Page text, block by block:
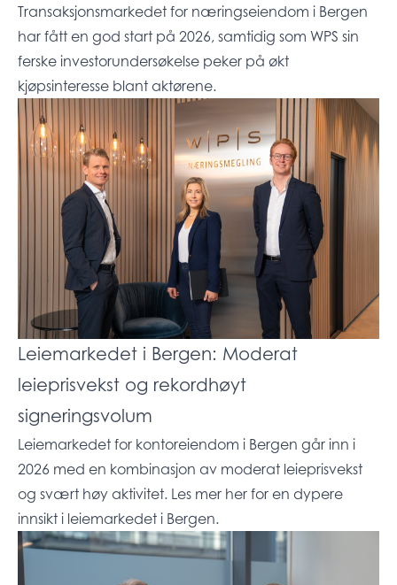
Transaksjonsmarkedet for næringseiendom i Bergen
har fått en god start på 2026, samtidig som WPS sin
ferske investorundersøkelse peker på økt
kjøpsinteresse blant aktørene.
Leiemarkedet i Bergen: Moderat
leieprisvekst og rekordhøyt
signeringsvolum
Leiemarkedet for kontoreiendom i Bergen går inn i
2026 med en kombinasjon av moderat leieprisvekst
og svært høy aktivitet. Les mer her for en dypere
innsikt i leiemarkedet i Bergen.